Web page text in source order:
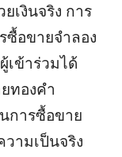
เงินจริง การ
อขายจำลอง
เข้าร่วมได้
ทองคำ
การซื้อขาย
ามเป็นจริง